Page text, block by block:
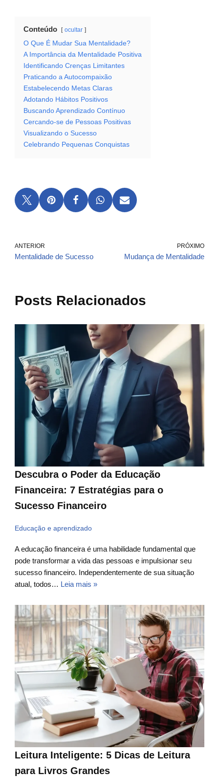
Conteúdo ocultar
O Que É Mudar Sua Mentalidade?
A Importância da Mentalidade Positiva
Identificando Crenças Limitantes
Praticando a Autocompaixão
Estabelecendo Metas Claras
Adotando Hábitos Positivos
Buscando Aprendizado Contínuo
Cercando-se de Pessoas Positivas
Visualizando o Sucesso
Celebrando Pequenas Conquistas
ANTERIOR
Mentalidade de Sucesso
PRÓXIMO
Mudança de Mentalidade
Posts Relacionados
Descubra o Poder da Educação
Financeira: 7 Estratégias para o
Sucesso Financeiro
Educação e aprendizado
A educação financeira é uma habilidade fundamental que
pode transformar a vida das pessoas e impulsionar seu
sucesso financeiro. Independentemente de sua situação
atual, todos… Leia mais »
Leitura Inteligente: 5 Dicas de Leitura
para Livros Grandes